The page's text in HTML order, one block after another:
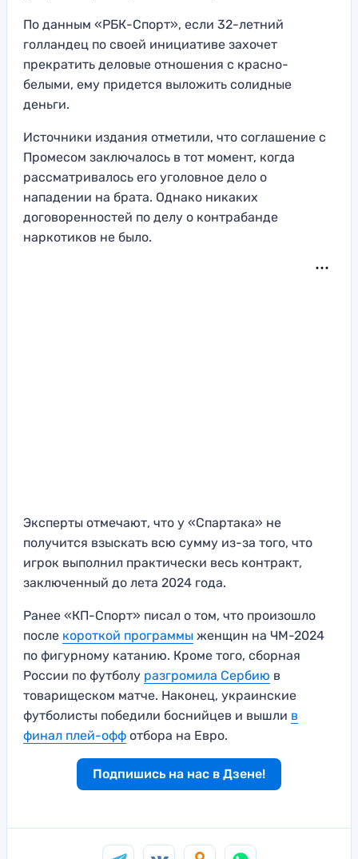
По данным «РБК-Спорт», если 32-летний
голландец по своей инициативе захочет
прекратить деловые отношения с красно-
белыми, ему придется выложить солидные
деньги.
Источники издания отметили, что соглашение с
Промесом заключалось в тот момент, когда
рассматривалось его уголовное дело о
нападении на брата. Однако никаких
договоренностей по делу о контрабанде
наркотиков не было.
Эксперты отмечают, что у «Спартака» не
получится взыскать всю сумму из-за того, что
игрок выполнил практически весь контракт,
заключенный до лета 2024 года.
Ранее «КП-Спорт» писал о том, что произошло
после короткой программы женщин на ЧМ-2024
по фигурному катанию. Кроме того, сборная
России по футболу разгромила Сербию в
товарищеском матче. Наконец, украинские
футболисты победили боснийцев и вышли в
финал плей-офф отбора на Евро.
Подпишись на нас в Дзене!